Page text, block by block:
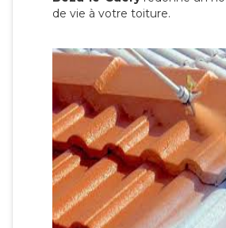
de vie à votre toiture.